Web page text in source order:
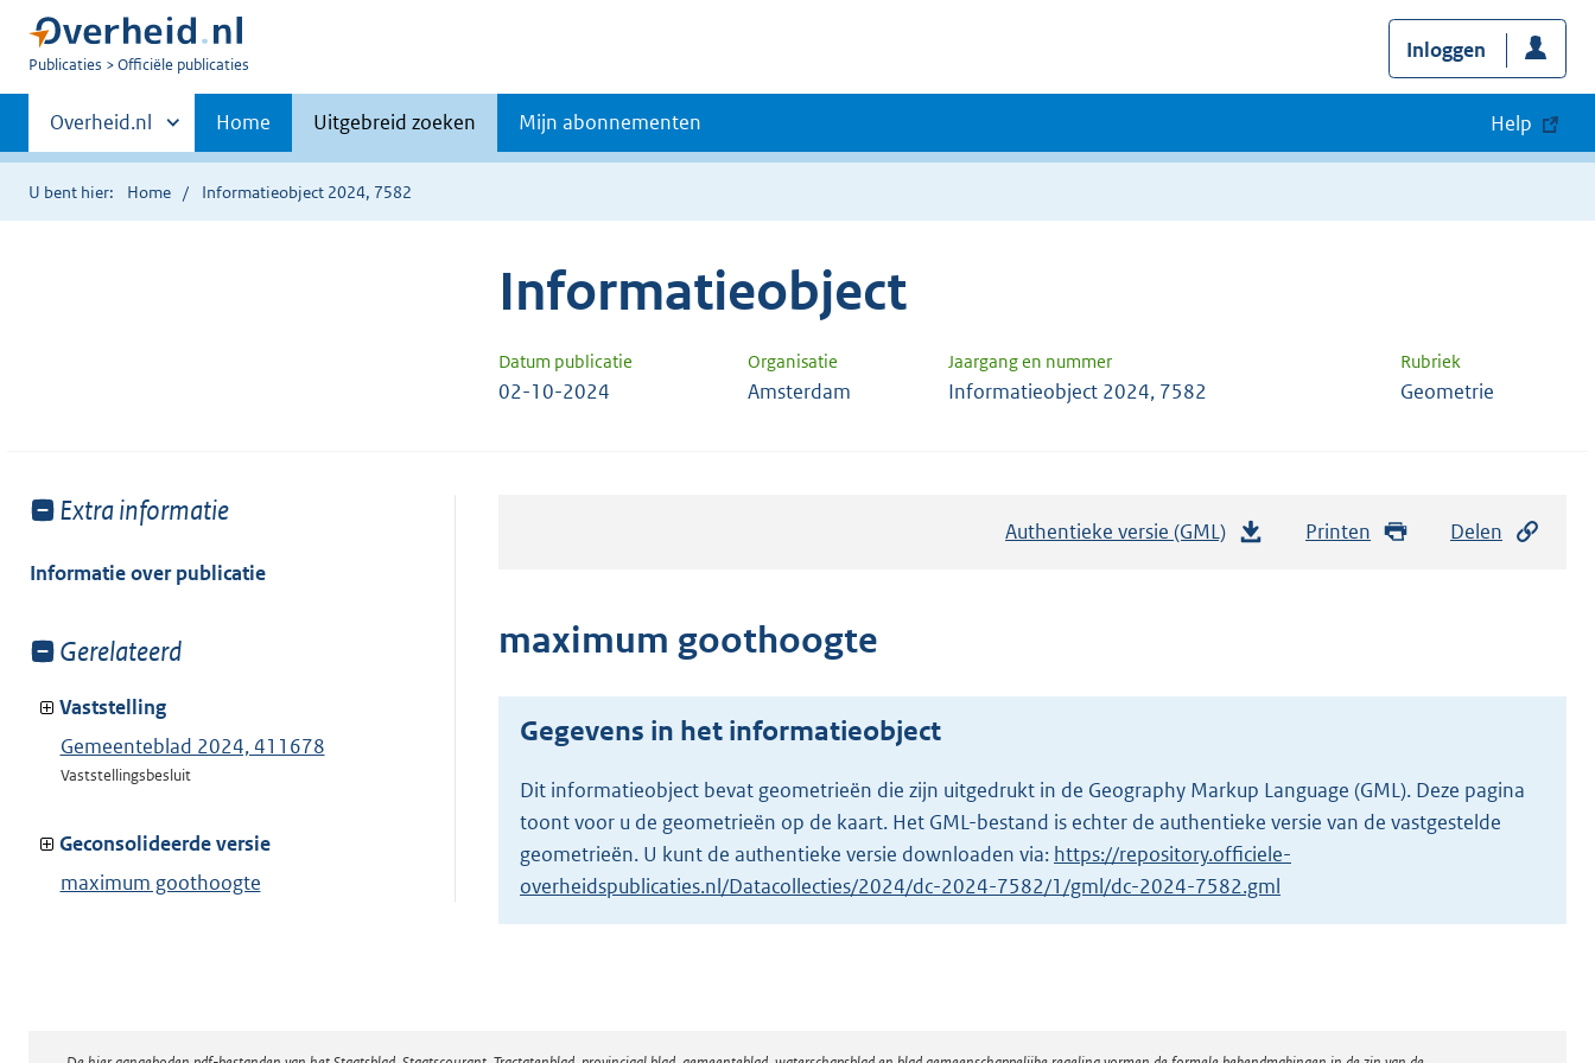
U
Publicaties Officiële publicaties
Inloggen
Primaire
navigatie
Andere
sites
binnen
Overheid.nl Home Uitgebreid zoeken Mijn abonnementen Help
U bent hier: Home Informatieobject 2024, 7582
Informatieobject
Datum publicatie Organisatie Jaargang en nummer Rubriek
02-10-2024 Amsterdam Informatieobject 2024, 7582 Geometrie
Toon
van:
Extra informatie
Informatie over publicatie
Toon
van:
Gerelateerd
Vaststelling
Gemeenteblad 2024, 411678
Vaststellingsbesluit
Geconsolideerde versie
maximum goothoogte
Authentieke versie (GML)
n
g
r
o
o
Printen Delen
maximum goothoogte
Gegevens in het informatieobject
Dit informatieobject bevat geometrieën die zijn uitgedrukt in de Geography Markup Language (GML). Deze pagina
toont voor u de geometrieën op de kaart. Het GML-bestand is echter de authentieke versie van de vastgestelde
geometrieën. U kunt de authentieke versie downloaden via: https://repository.officiele-
overheidspublicaties.nl/Datacollecties/2024/dc-2024-7582/1/gml/dc-2024-7582.gml